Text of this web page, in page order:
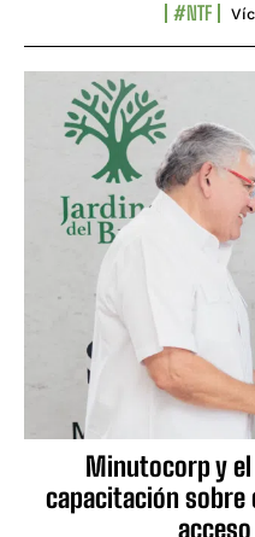
#NTF
Minutocorp y el
capacitación